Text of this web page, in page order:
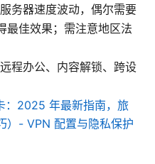
务器速度波动，偶尔需要
最佳效果；需注意地区法
程办公、内容解锁、跨设
：2025 年最新指南，旅
）- VPN 配置与隐私保护